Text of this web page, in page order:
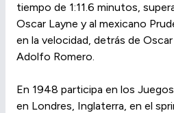
tiempo de 1:11.6 minutos,
Oscar Layne y al mexicano
en la velocidad, detrás de
Adolfo Romero.
En 1948 participa en los
en Londres, Inglaterra, en el